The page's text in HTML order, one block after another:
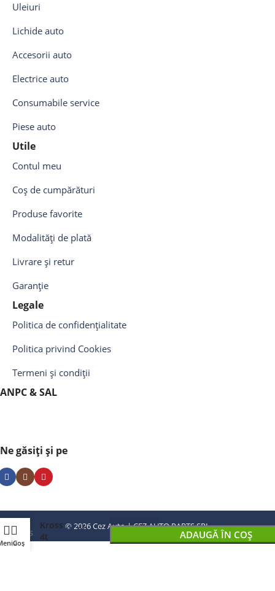
Uleiuri
Lichide auto
Accesorii auto
Electrice auto
Consumabile service
Piese auto
Utile
Contul meu
Coș de cumpărături
Produse favorite
Modalități de plată
Livrare și retur
Garanție
Legale
Politica de confidențialitate
Politica privind Cookies
Termeni și condiții
ANPC & SAL
Ne găsiți și pe
© 2026 Cez Auto | CEZ AUTO PARTS SRL
Kross
4t
45,00lei
ADAUGĂ ÎN COȘ
Coș